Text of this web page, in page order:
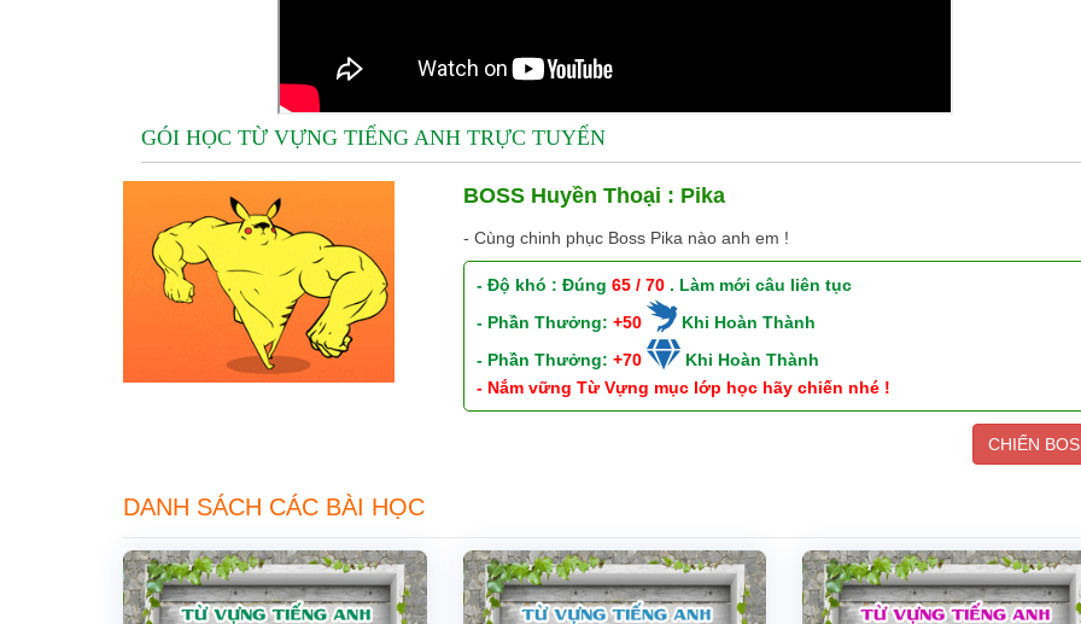
GÓI HỌC TỪ VỰNG TIẾNG ANH TRỰC TUYẾN
BOSS Huyền Thoại : Pika
- Cùng chinh phục Boss Pika nào anh em !
- Độ khó : Đúng 65 / 70. Làm mới câu liên tục
- Phần Thưởng: +50
Khi Hoàn Thành
- Phần Thưởng: +70
Khi Hoàn Thành
- Nắm vững Từ Vựng mục lớp học hãy chiến nhé !
CHIẾN
DANH SÁCH CÁC BÀI HỌC